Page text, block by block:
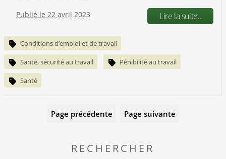
Publié le 22 avril 2023 Lire la suite..
Conditions d’emploi et de travail
Santé, sécurité au travail Pénibilité au travail
Santé
Page précédente Page suivante
RECHERCHER